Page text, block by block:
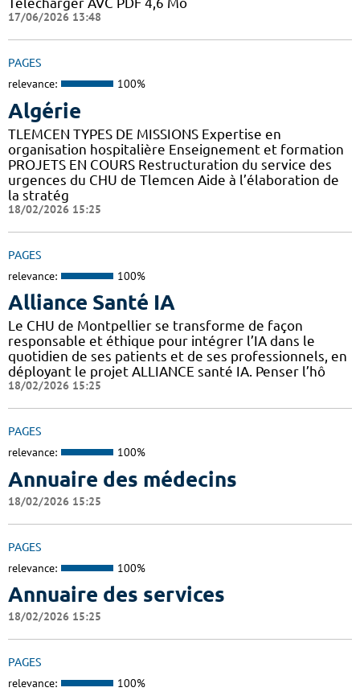
17/06/2026 13:48
PAGES
relevance: 100%
Algérie
TLEMCEN TYPES DE MISSIONS Expertise en
organisation hospitalière Enseignement et formation
PROJETS EN COURS Restructuration du service des
urgences du CHU de Tlemcen Aide à l’élaboration de
la stratég
18/02/2026 15:25
PAGES
relevance: 100%
Alliance Santé IA
Le CHU de Montpellier se transforme de façon
responsable et éthique pour intégrer l’IA dans le
quotidien de ses patients et de ses professionnels, en
déployant le projet ALLIANCE santé IA. Penser l’hô
18/02/2026 15:25
PAGES
relevance: 100%
Annuaire des médecins
18/02/2026 15:25
PAGES
relevance: 100%
Annuaire des services
18/02/2026 15:25
PAGES
relevance: 100%